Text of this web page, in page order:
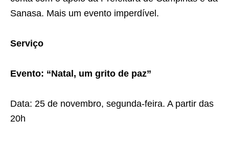
Sanasa. Mais um evento imperdível.
Serviço
Evento: “Natal, um grito de paz”
Data: 25 de novembro, segunda-feira. A partir das
20h